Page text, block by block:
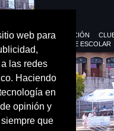
web para
las redes
Haciendo
en
opinión y
que
FEDERACIÓN
DEPORTE ESCOLAR